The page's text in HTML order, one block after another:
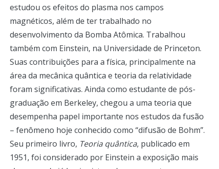
estudou os efeitos do plasma nos campos
magnéticos, além de ter trabalhado no
desenvolvimento da Bomba Atômica. Trabalhou
também com Einstein, na Universidade de Princeton.
Suas contribuições para a física, principalmente na
área da mecânica quântica e teoria da relatividade
foram significativas. Ainda como estudante de pós-
graduação em Berkeley, chegou a uma teoria que
desempenha papel importante nos estudos da fusão
– fenômeno hoje conhecido como “difusão de Bohm”.
Seu primeiro livro, Teoria quântica, publicado em
1951, foi considerado por Einstein a exposição mais